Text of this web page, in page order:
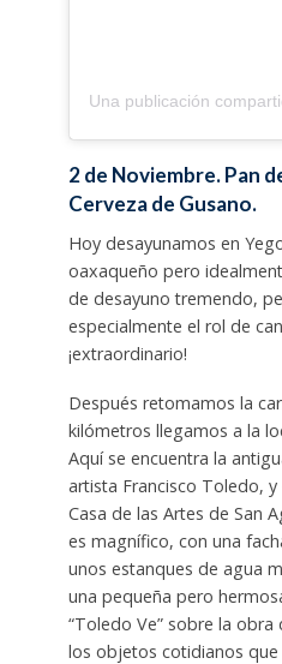
2 de Noviembre. Pan
Cerveza de Gusano.
Hoy desayunamos en
oaxaqueño pero
de desayuno tremendo,
especialmente el rol de
¡extraordinario!
Después retomamos la
kilómetros llegamos a la
Aquí se encuentra la
artista Francisco Toledo,
Casa de las Artes de San
es magnífico, con una
unos estanques de agua
una pequeña pero
“Toledo Ve” sobre la
los objetos cotidianos